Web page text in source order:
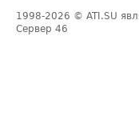
1998-2026 © ATI.SU
Сервер 46